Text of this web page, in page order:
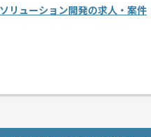
なエンジニアと成長が出来る
リューション開発の求人・案件